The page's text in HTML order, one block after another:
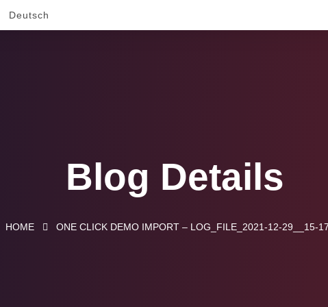
Deutsch
Blog Details
HOME ONE CLICK DEMO IMPORT – LOG_FILE_2021-12-29__15-